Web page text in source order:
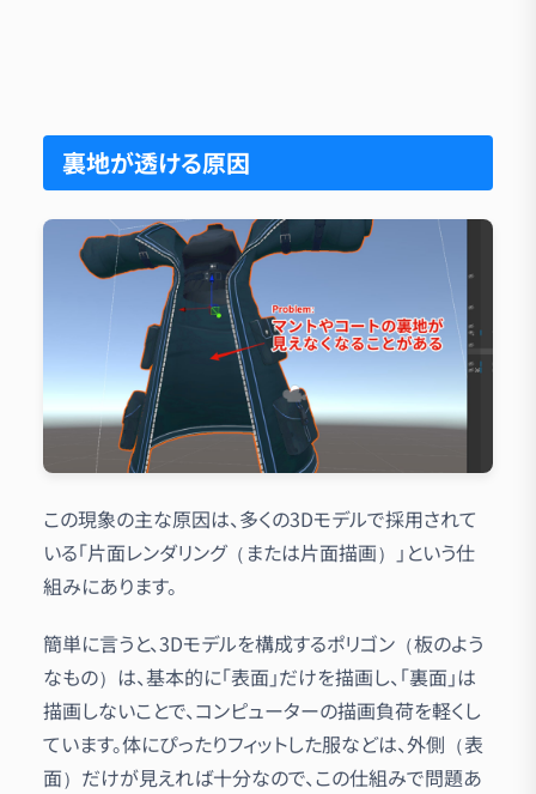
裏地が透ける原因
この現象の主な原因は、多くの3Dモデルで採用されて
いる「片面レンダリング（または片面描画）」という仕
組みにあります。
簡単に言うと、3Dモデルを構成するポリゴン（板のよう
なもの）は、基本的に「表面」だけを描画し、「裏面」は
描画しないことで、コンピューターの描画負荷を軽くし
ています。体にぴったりフィットした服などは、外側（表
面）だけが見えれば十分なので、この仕組みで問題あ